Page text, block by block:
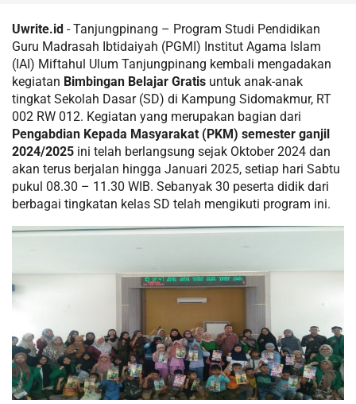
Uwrite.id - Tanjungpinang – Program Studi Pendidikan
Guru Madrasah Ibtidaiyah (PGMI) Institut Agama Islam
(IAI) Miftahul Ulum Tanjungpinang kembali mengadakan
kegiatan Bimbingan Belajar Gratis untuk anak-anak
tingkat Sekolah Dasar (SD) di Kampung Sidomakmur, RT
002 RW 012. Kegiatan yang merupakan bagian dari
Pengabdian Kepada Masyarakat (PKM) semester ganjil
2024/2025 ini telah berlangsung sejak Oktober 2024 dan
akan terus berjalan hingga Januari 2025, setiap hari Sabtu
pukul 08.30 – 11.30 WIB. Sebanyak 30 peserta didik dari
berbagai tingkatan kelas SD telah mengikuti program ini.